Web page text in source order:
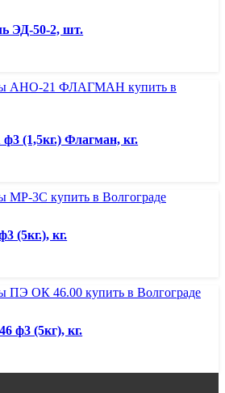
ЭД-50-2, шт.
(1,5кг.) Флагман, кг.
(5кг.), кг.
ф3 (5кг), кг.